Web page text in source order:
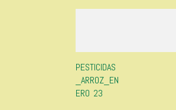
PESTICIDAS
_ARROZ_EN
ERO 23